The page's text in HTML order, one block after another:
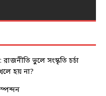
ভুলে সংস্কৃতি চর্চা
হয় না?